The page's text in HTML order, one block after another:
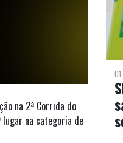
na 2ª Corrida do
lugar na categoria de